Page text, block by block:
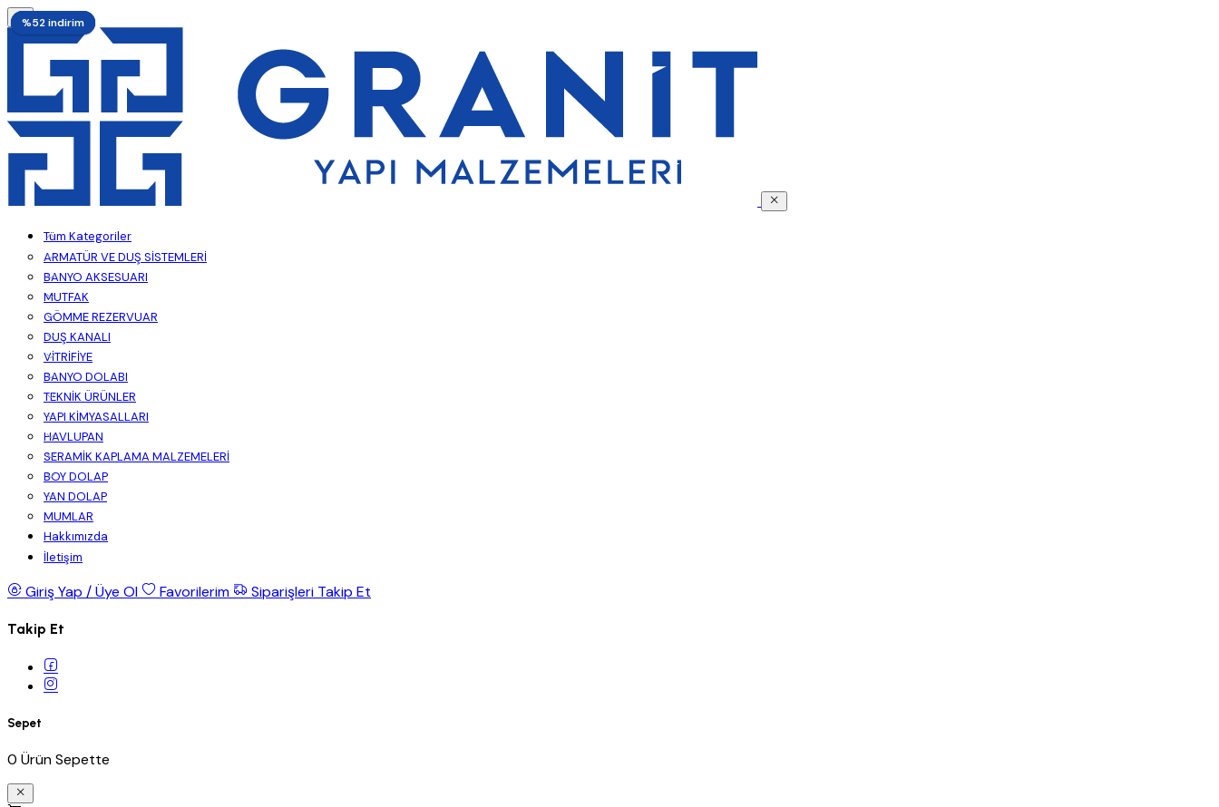
Tüm Kategoriler
ARMATÜR VE DUŞ SİSTEMLERİ
BANYO AKSESUARI
MUTFAK
GÖMME REZERVUAR
DUŞ KANALI
VİTRİFİYE
BANYO DOLABI
TEKNİK ÜRÜNLER
YAPI KİMYASALLARI
HAVLUPAN
SERAMİK KAPLAMA MALZEMELERİ
BOY DOLAP
YAN DOLAP
MUMLAR
Hakkımızda
İletişim
Giriş Yap / Üye Ol Favorilerim Siparişleri Takip Et
Takip Et
Sepet
0 Ürün Sepette
%52 indirim
%52 indirim
%52 indirim